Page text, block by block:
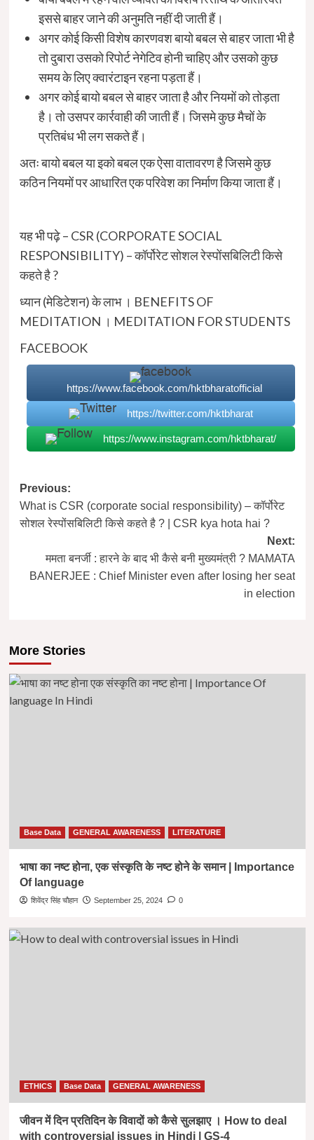
इससे बाहर जाने की अनुमति नहीं दी जाती हैं।
अगर कोई किसी विशेष कारणवश बायो बबल से बाहर जाता भी है
तो दुबारा उसको रिपोर्ट नेगेटिव होनी चाहिए और उसको कुछ
समय के लिए क्वारंटाइन रहना पड़ता हैं।
अगर कोई बायो बबल से बाहर जाता है और नियमों को तोड़ता
है। तो उसपर कार्रवाही की जाती हैं। जिसमे कुछ मैचों के
प्रतिबंध भी लग सकते हैं।
अतः बायो बबल या इको बबल एक ऐसा वातावरण है जिसमे कुछ
कठिन नियमों पर आधारित एक परिवेश का निर्माण किया जाता हैं।
यह भी पढ़े – CSR (CORPORATE SOCIAL
RESPONSIBILITY) – कॉर्पोरेट सोशल रेस्पोंसबिलिटी किसे
कहते है ?
ध्यान (मेडिटेशन) के लाभ । BENEFITS OF
MEDITATION । MEDITATION FOR STUDENTS
FACEBOOK
https://www.facebook.com/hktbharatofficial
https://twitter.com/hktbharat
https://www.instagram.com/hktbharat/
Post
navigation
Previous:
What is CSR (corporate social responsibility) – कॉर्पोरेट
सोशल रेस्पोंसबिलिटी किसे कहते है ? | CSR kya hota hai ?
Next:
ममता बनर्जी : हारने के बाद भी कैसे बनी मुख्यमंत्री ? MAMATA
BANERJEE : Chief Minister even after losing her seat
in election
More Stories
Base Data GENERAL AWARENESS LITERATURE
भाषा का नष्ट होना, एक संस्कृति के नष्ट होने के समान | Importance
Of language
शिवेंद्र सिंह चौहान September 25, 2024 0
ETHICS Base Data GENERAL AWARENESS
जीवन में दिन प्रतिदिन के विवादों को कैसे सुलझाए । How to deal
with controversial issues in Hindi | GS-4